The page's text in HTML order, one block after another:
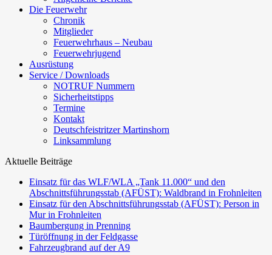
Die Feuerwehr
Chronik
Mitglieder
Feuerwehrhaus – Neubau
Feuerwehrjugend
Ausrüstung
Service / Downloads
NOTRUF Nummern
Sicherheitstipps
Termine
Kontakt
Deutschfeistritzer Martinshorn
Linksammlung
Aktuelle Beiträge
Einsatz für das WLF/WLA „Tank 11.000“ und den
Abschnittsführungsstab (AFÜST): Waldbrand in Frohnleiten
Einsatz für den Abschnittsführungsstab (AFÜST): Person in
Mur in Frohnleiten
Baumbergung in Prenning
Türöffnung in der Feldgasse
Fahrzeugbrand auf der A9